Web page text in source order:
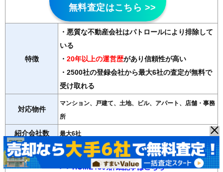
無料査定はこちら >>
特徴
・悪質な不動産会社はパトロールにより排除して
いる
・ 20年以上の運営歴があり信頼性が高い
・2500社の登録会社から最大6社の査定が無料で
受け取れる
対応物件
マンション、戸建て、土地、ビル、アパート、店舗・事務
所
紹介会社数 最大6社
運営会社 NTTデータ・ウィズ（東証プライム子会社）
＞＞HOME4Uの詳細記事はこちら